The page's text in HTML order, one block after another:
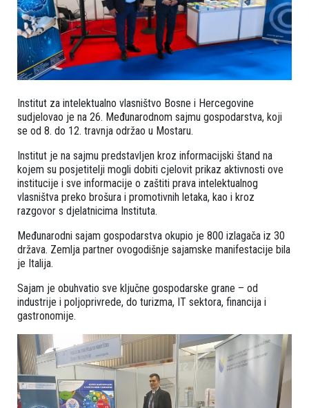
Institut za intelektualno vlasništvo Bosne i Hercegovine
sudjelovao je na 26. Međunarodnom sajmu gospodarstva, koji
se od 8. do 12. travnja održao u Mostaru.
Institut je na sajmu predstavljen kroz informacijski štand na
kojem su posjetitelji mogli dobiti cjelovit prikaz aktivnosti ove
institucije i sve informacije o zaštiti prava intelektualnog
vlasništva preko brošura i promotivnih letaka, kao i kroz
razgovor s djelatnicima Instituta.
Međunarodni sajam gospodarstva okupio je 800 izlagača iz 30
država. Zemlja partner ovogodišnje sajamske manifestacije bila
je Italija.
Sajam je obuhvatio sve ključne gospodarske grane – od
industrije i poljoprivrede, do turizma, IT sektora, financija i
gastronomije.